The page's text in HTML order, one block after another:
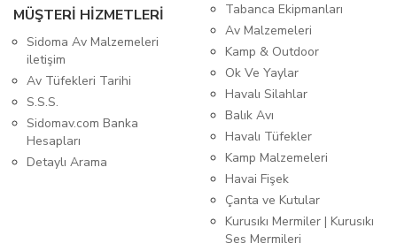
MÜŞTERİ HİZMETLERİ
Sidoma Av Malzemeleri
iletişim
Av Tüfekleri Tarihi
S.S.S.
Sidomav.com Banka
Hesapları
Detaylı Arama
Tabanca Ekipmanları
Av Malzemeleri
Kamp & Outdoor
Ok Ve Yaylar
Havalı Silahlar
Balık Avı
Havalı Tüfekler
Kamp Malzemeleri
Havai Fişek
Çanta ve Kutular
Kurusıkı Mermiler | Kurusıkı
Ses Mermileri